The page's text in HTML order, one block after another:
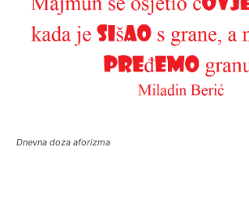
Dnevna doza aforizma